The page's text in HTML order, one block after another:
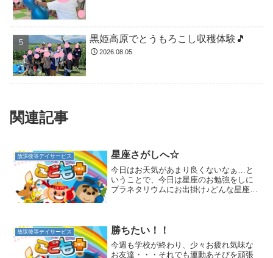
黒姫高原でとうもろこし収穫体験🎵
2026.08.05
関連記事
放課後等デイサービス 星座さがしへ☆
今日はお天気があまり良くないなぁ…と
いうことで、今日は星座のお勉強をしに
プラネタリウムにお出掛け♪どんな星座が
にする約束もしっ...
放課後等デイサービス 勝ちたい！！
今週も学校が終わり、少々お疲れ気味な
お友達・・・それでも運動あそびを頑張